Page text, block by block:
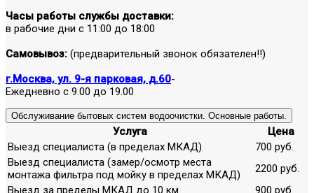
Часы работы службы доставки:
в рабочие дни с 11:00 до 18:00
Самовывоз: (предварительный звонок обязателен!!)
г.Москва, ул. 9-я парковая, д.60-
Ежедневно с 9.00 до 19.00
Обслуживание бытовых систем водоочистки. Основные работы.
Услуга
Цена
Выезд специалиста (в пределах МКАД)
700 руб.
Выезд специалиста (замер/осмотр места
монтажа фильтра под мойку в пределах МКАД)
2200 руб.
Выезд за пределы МКАД до 10 км.
900 руб.